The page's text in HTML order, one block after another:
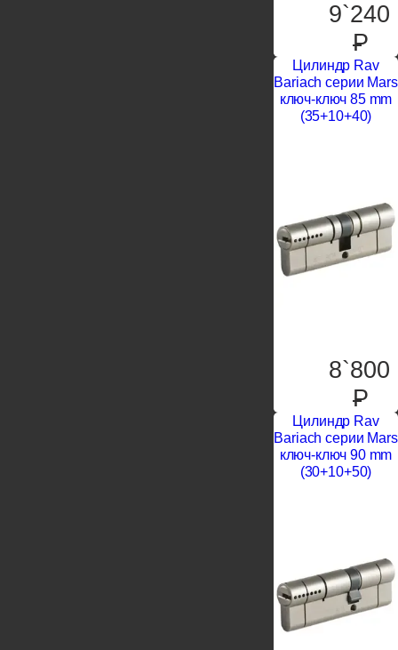
9`240
P
Цилиндр Rav
Bariach серии Mars
ключ-ключ 85 mm
(35+10+40)
8`800
P
Цилиндр Rav
Bariach серии Mars
ключ-ключ 90 mm
(30+10+50)